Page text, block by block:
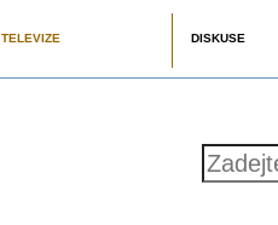
TELEVIZE DISKUSE